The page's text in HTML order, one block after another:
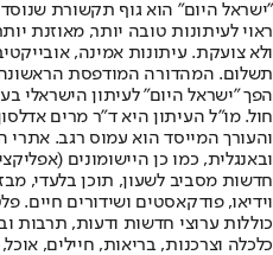
"ישראל היום" הוא גוף תקשורת
ראוי לעיתונות טובה יותר, מאוזנת
ולא צועקת. עיתונות אמינה,
הפך "ישראל היום" לעיתון הישראלי
חול. מו"ל העיתון היא ד"ר מרים
והעורך המייסד הוא עמוס רגב.
חדשות מסביב לשעון, תוכן בלעדי,
וידיאו, פודקאסטים ושידורים חיים.
כוללות ערוצי חדשות ודעות, תרבות